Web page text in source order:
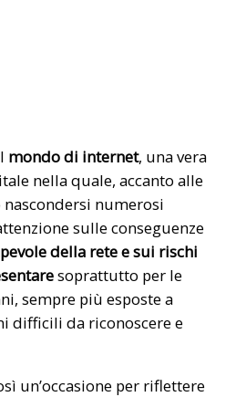
mondo di internet, una vera
nella quale, accanto alle
numerosi
sulle conseguenze
della rete e sui rischi
soprattutto per le
sempre più esposte a
difficili da riconoscere e
un’occasione per riflettere